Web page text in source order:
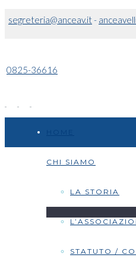
segreteria@anceav.it-
0825-36616
CHI SIAMO
LA STORIA
STATUTO /